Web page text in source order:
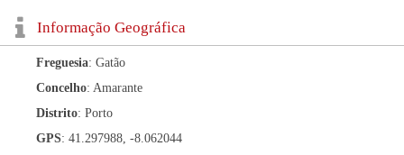
Informação Geográfica
Freguesia: Gatão
Concelho: Amarante
Distrito: Porto
GPS: 41.297988, -8.062044